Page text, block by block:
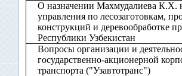
О назначении Махмудалиева К.Х.
управления по лесозаготовкам,
конструкций и деревообработке
Республики Узбекистан
Вопросы организации и
государственно-акционерной
транспорта ("Узавтотранс")